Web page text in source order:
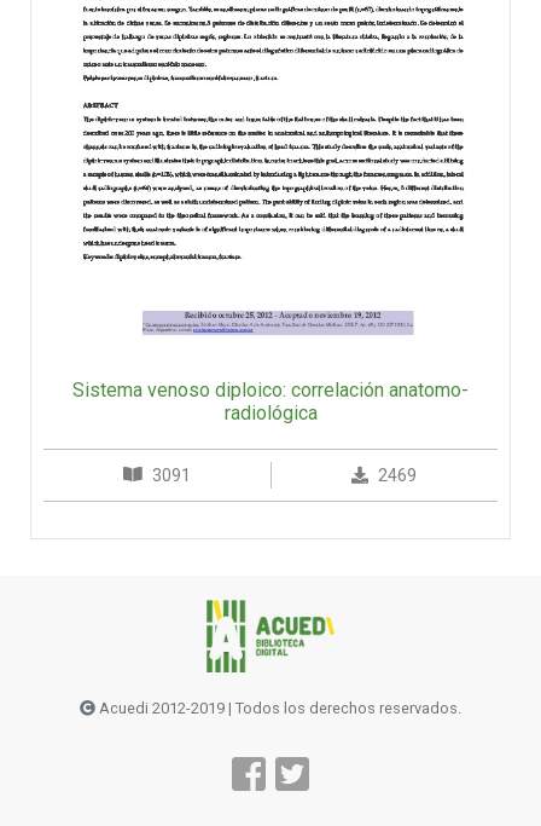
Sistema venoso diploico: correlación anatomo-
radiológica
3091 2469
Acuedi 2012-2019 | Todos los derechos reservados.